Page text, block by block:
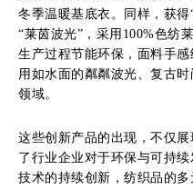
冬季温暖基底衣。同样，获
“莱茵波光”，采用100%色纺
生产过程节能环保，面料手
用如水面的粼粼波光、复古
领域。
这些创新产品的出现，不仅
了行业企业对于环保与可持
技术的持续创新，纺织品的